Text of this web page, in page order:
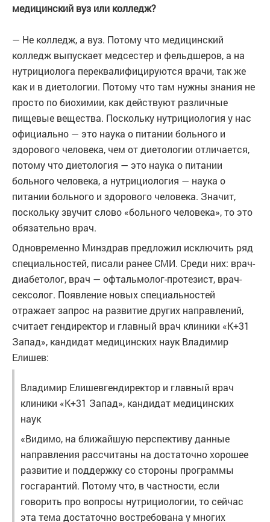
медицинский вуз или колледж?
— Не колледж, а вуз. Потому что медицинский
колледж выпускает медсестер и фельдшеров, а на
нутрициолога переквалифицируются врачи, так же
как и в диетологии. Потому что там нужны знания не
просто по биохимии, как действуют различные
пищевые вещества. Поскольку нутрициология у нас
официально — это наука о питании больного и
здорового человека, чем от диетологии отличается,
потому что диетология — это наука о питании
больного человека, а нутрициология — наука о
питании больного и здорового человека. Значит,
поскольку звучит слово «больного человека», то это
обязательно врач.
Одновременно Минздрав предложил исключить ряд
специальностей, писали ранее СМИ. Среди них: врач-
диабетолог, врач — офтальмолог-протезист, врач-
сексолог. Появление новых специальностей
отражает запрос на развитие других направлений,
считает гендиректор и главный врач клиники «К+31
Запад», кандидат медицинских наук Владимир
Елишев:
Владимир Елишевгендиректор и главный врач
клиники «К+31 Запад», кандидат медицинских
наук
«Видимо, на ближайшую перспективу данные
направления рассчитаны на достаточно хорошее
развитие и поддержку со стороны программы
госгарантий. Потому что, в частности, если
говорить про вопросы нутрициологии, то сейчас
эта тема достаточно востребована у многих